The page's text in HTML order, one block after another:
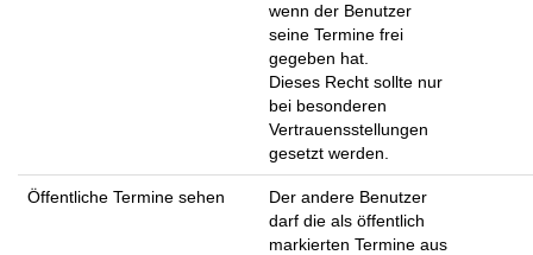
wenn der Benutzer
seine Termine frei
gegeben hat.
Dieses Recht sollte nur
bei besonderen
Vertrauensstellungen
gesetzt werden.
Öffentliche Termine sehen
Der andere Benutzer
darf die als öffentlich
markierten Termine aus